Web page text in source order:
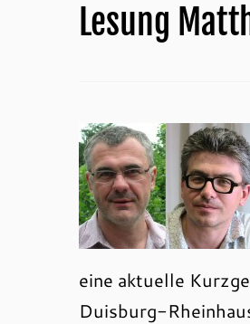
Lesung
eine aktuelle
Duisburg-